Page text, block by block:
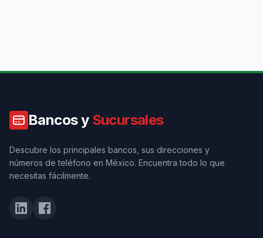
Bancos y Sucursales
Descubre los principales bancos, sus direcciones y
números de teléfono en México. Encuentra todo lo que
necesitas fácilmente.